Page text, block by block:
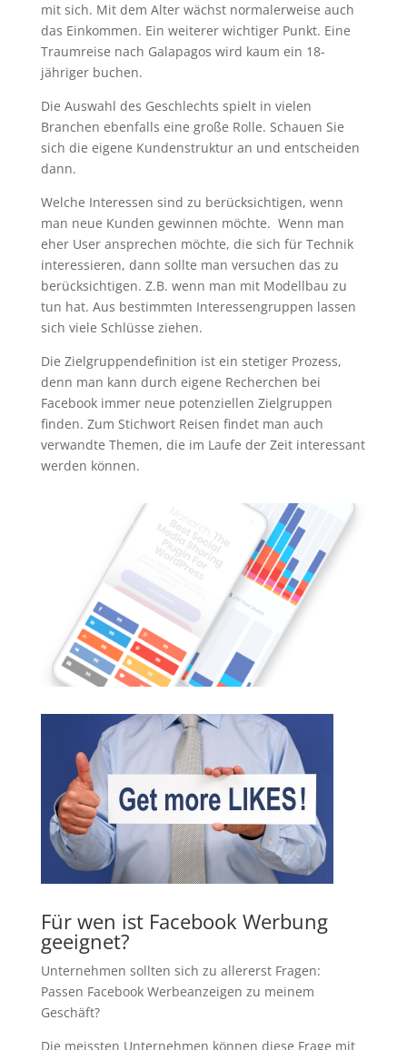
mit sich. Mit dem Alter wächst normalerweise auch
das Einkommen. Ein weiterer wichtiger Punkt. Eine
Traumreise nach Galapagos wird kaum ein 18-
jähriger buchen.
Die Auswahl des Geschlechts spielt in vielen
Branchen ebenfalls eine große Rolle. Schauen Sie
sich die eigene Kundenstruktur an und entscheiden
dann.
Welche Interessen sind zu berücksichtigen, wenn
man neue Kunden gewinnen möchte. Wenn man
eher User ansprechen möchte, die sich für Technik
interessieren, dann sollte man versuchen das zu
berücksichtigen. Z.B. wenn man mit Modellbau zu
tun hat. Aus bestimmten Interessengruppen lassen
sich viele Schlüsse ziehen.
Die Zielgruppendefinition ist ein stetiger Prozess,
denn man kann durch eigene Recherchen bei
Facebook immer neue potenziellen Zielgruppen
finden. Zum Stichwort Reisen findet man auch
verwandte Themen, die im Laufe der Zeit interessant
werden können.
Für wen ist Facebook Werbung
geeignet?
Unternehmen sollten sich zu allererst Fragen:
Passen Facebook Werbeanzeigen zu meinem
Geschäft?
Die meissten Unternehmen können diese Frage mit